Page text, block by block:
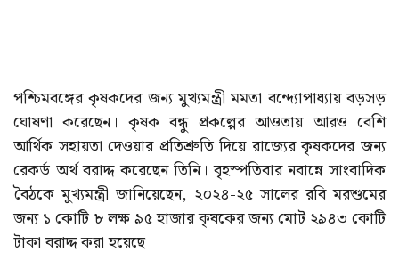
পশ্চিমবঙ্গের কৃষকদের জন্য মুখ্যমন্ত্রী মমতা বন্দ্যোপাধ্যায় বড়সড়
ঘোষণা করেছেন। কৃষক বন্ধু প্রকল্পের আওতায় আরও বেশি
আর্থিক সহায়তা দেওয়ার প্রতিশ্রুতি দিয়ে রাজ্যের কৃষকদের জন্য
রেকর্ড অর্থ বরাদ্দ করেছেন তিনি। বৃহস্পতিবার নবান্নে সাংবাদিক
বৈঠকে মুখ্যমন্ত্রী জানিয়েছেন, ২০২৪-২৫ সালের রবি মরশুমের
জন্য ১ কোটি ৮ লক্ষ ৯৫ হাজার কৃষকের জন্য মোট ২৯৪৩ কোটি
টাকা বরাদ্দ করা হয়েছে।